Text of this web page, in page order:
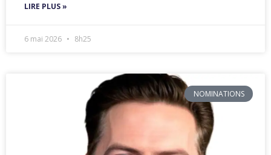
LIRE PLUS »
6 mai 2026 8h25
NOMINATIONS